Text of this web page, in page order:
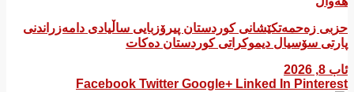
​حزبی زەحمەتکێشانی کوردستان پیرۆزبایی ساڵیادی دامەزراندنی
پارتی سۆسیال دیموکراتی کوردستان دەکات
ئاب 8, 2026
Facebook Twitter Google+ Linked In Pinterest